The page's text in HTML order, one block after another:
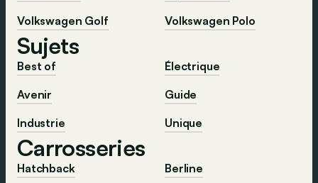
Volkswagen Golf
Volkswagen Polo
Sujets
Best of
Électrique
Avenir
Guide
Industrie
Unique
Carrosseries
Hatchback
Berline